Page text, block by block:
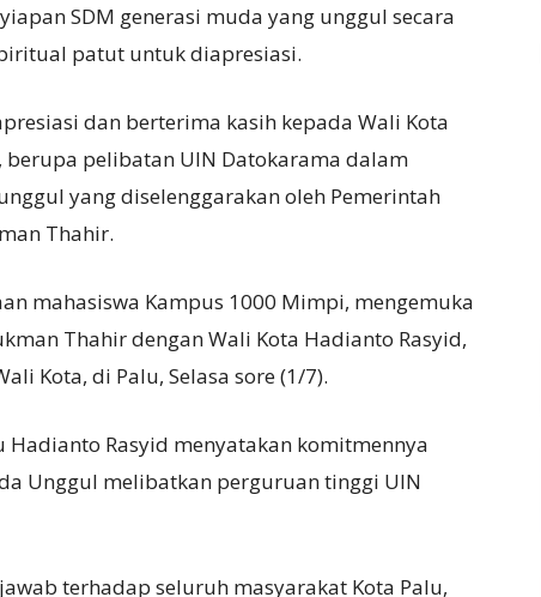
SDM generasi muda yang unggul secara
patut untuk diapresiasi.
dan berterima kasih kepada Wali Kota
berupa pelibatan UIN Datokarama dalam
yang diselenggarakan oleh Pemerintah
Thahir.
mahasiswa Kampus 1000 Mimpi, mengemuka
Thahir dengan Wali Kota Hadianto Rasyid,
Kota, di Palu, Selasa sore (1/7).
Rasyid menyatakan komitmennya
Unggul melibatkan perguruan tinggi UIN
terhadap seluruh masyarakat Kota Palu,